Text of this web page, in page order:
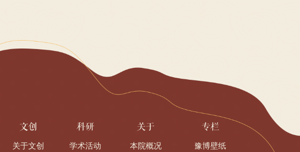
文创
关于文创
科研
学术活动
关于
本院概况
专栏
豫博壁纸